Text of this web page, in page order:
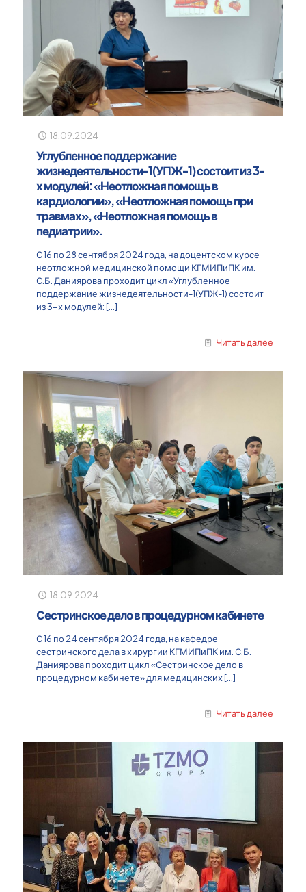
18.09.2024
Углубленное поддержание
жизнедеятельности-1(УПЖ-1) состоит из 3-
х модулей: «Неотложная помощь в
кардиологии», «Неотложная помощь при
травмах», «Неотложная помощь в
педиатрии».
С 16 по 28 сентября 2024 года, на доцентском курсе
неотложной медицинской помощи КГМИПиПК им.
С.Б. Даниярова проходит цикл «Углубленное
поддержание жизнедеятельности-1(УПЖ-1) состоит
из 3-х модулей:[…]
Читать далее
18.09.2024
Сестринское дело в процедурном кабинете
С 16 по 24 сентября 2024 года, на кафедре
сестринского дела в хирургии КГМИПиПК им. С.Б.
Даниярова проходит цикл «Сестринское дело в
процедурном кабинете» для медицинских[…]
Читать далее